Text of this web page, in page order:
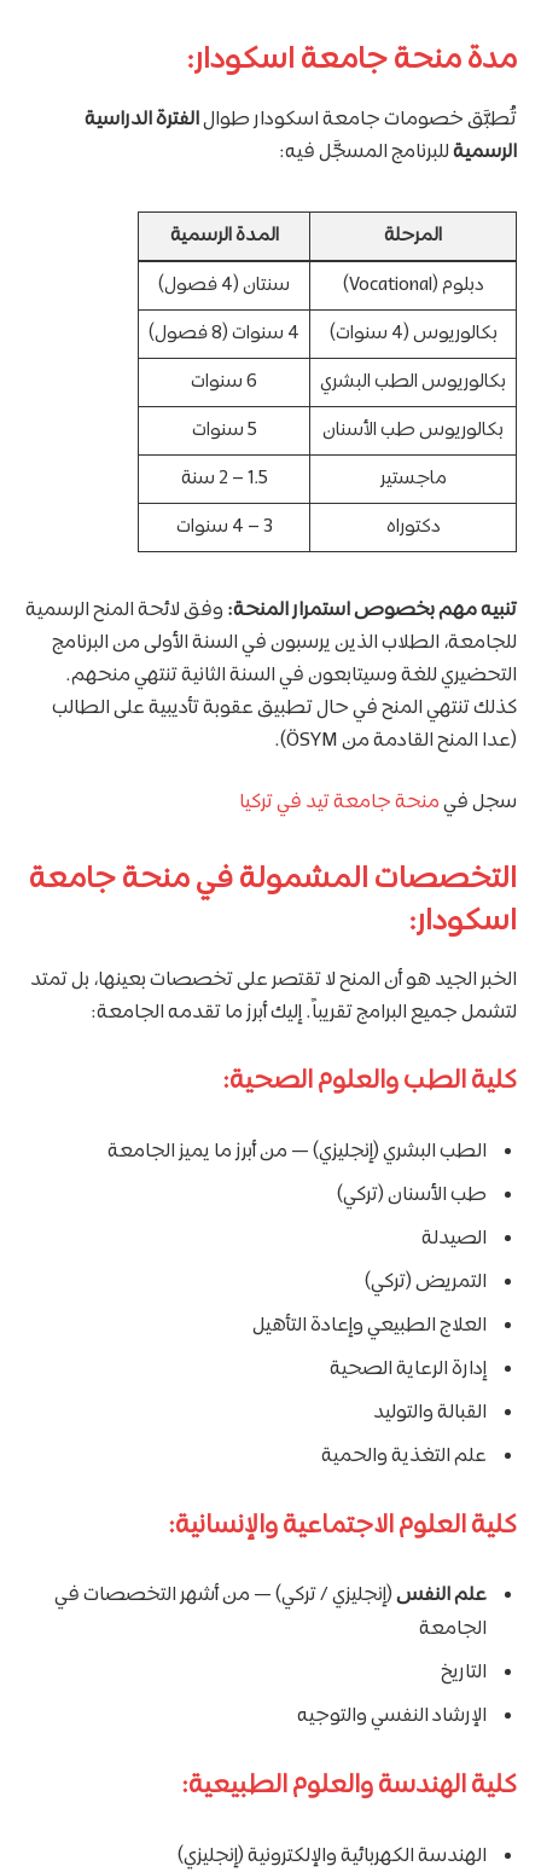
مدة منحة جامعة اسكودار:
تُطبَّق خصومات جامعة اسكودار طوالالفترة الدراسية
الرسميةللبرنامج المسجَّل فيه:
المرحلة
المدة الرسمية
دبلوم (Vocational)
سنتان (4 فصول)
بكالوريوس (4 سنوات)
4 سنوات (8 فصول)
بكالوريوس الطب البشري
6 سنوات
بكالوريوس طب الأسنان
5 سنوات
ماجستير
1.5 – 2 سنة
دكتوراه
3 – 4 سنوات
تنبيه مهم بخصوص استمرار المنحة: وفق لائحة المنح الرسمية
للجامعة، الطلاب الذين يرسبون في السنة الأولى من البرنامج
التحضيري للغة وسيتابعون في السنة الثانية تنتهي منحهم.
كذلك تنتهي المنح في حال تطبيق عقوبة تأديبية على الطالب
(عدا المنح القادمة من ÖSYM).
سجل فيمنحة جامعة تيد في تركيا
التخصصات المشمولة في منحة جامعة
اسكودار:
الخبر الجيد هو أن المنح لا تقتصر على تخصصات بعينها، بل تمتد
لتشمل جميع البرامج تقريباً. إليك أبرز ما تقدمه الجامعة:
كلية الطب والعلوم الصحية:
الطب البشري (إنجليزي) — من أبرز ما يميز الجامعة
طب الأسنان (تركي)
الصيدلة
التمريض (تركي)
العلاج الطبيعي وإعادة التأهيل
إدارة الرعاية الصحية
القبالة والتوليد
علم التغذية والحمية
كلية العلوم الاجتماعية والإنسانية:
علم النفس(إنجليزي / تركي) — من أشهر التخصصات في
الجامعة
التاريخ
الإرشاد النفسي والتوجيه
كلية الهندسة والعلوم الطبيعية:
الهندسة الكهربائية والإلكترونية (إنجليزي)